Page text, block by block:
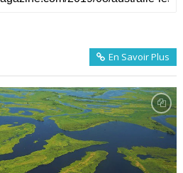
En Savoir Plus